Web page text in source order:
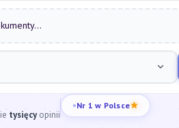
tysięcyopinii
Nr 1 w Polsce